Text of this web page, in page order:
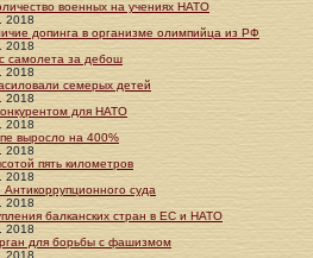
военных на учениях НАТО
2018
допинга в организме олимпийца из РФ
2018
самолета за дебош
2018
семерых детей
2018
для НАТО
2018
выросло на 400%
2018
пять километров
2018
суда
2018
балканских стран в ЕС и НАТО
2018
для борьбы с фашизмом
2018